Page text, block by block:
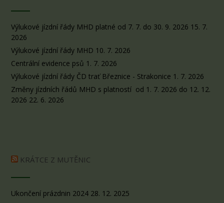
Výlukové jízdní řády MHD platné od 7. 7. do 30. 9. 2026 15. 7.
2026
Výlukové jízdní řády MHD 10. 7. 2026
Centrální evidence psů 1. 7. 2026
Výlukové jízdní řády ČD trať Březnice - Strakonice 1. 7. 2026
Změny jízdních řádů MHD s platností od 1. 7. 2026 do 12. 12.
2026 22. 6. 2026
KRÁTCE Z MUTĚNIC
Ukončení prázdnin 2024 28. 12. 2025